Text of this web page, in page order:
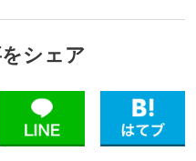
シェア